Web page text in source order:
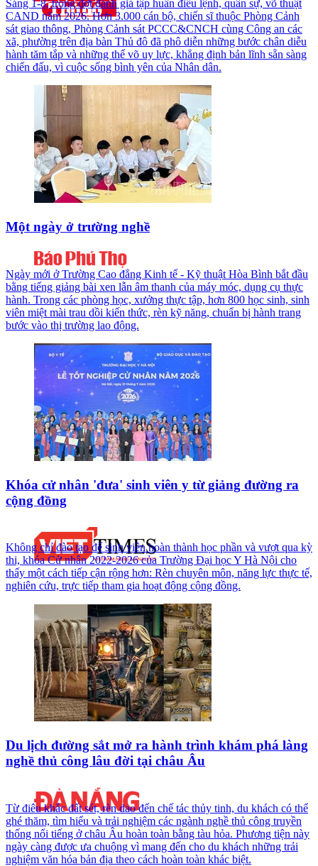
Sáng 1-8, trong đợt đánh giá tập huấn điều lệnh, quân sự, võ thuật
CAND năm 2026. Hơn 3.000 cán bộ, chiến sĩ thuộc Phòng Cảnh
sát giao thông, Phòng Cảnh sát PCCC&CNCH cùng Công an các
xã, phường trên địa bàn Thủ đô đã phô diễn những bước chân diễu
hành tăm tắp và những thế võ uy lực, khẳng định bản lĩnh sẵn sàng
chiến đấu, vì cuộc sống bình yên của Nhân dân.
Một ngày ở trường nghề
Ngày mới ở Trường Cao đẳng Kinh tế - Kỹ thuật Hòa Bình bắt đầu
bằng tiếng giảng bài xen lẫn âm thanh của máy móc, dụng cụ thực
hành. Trong các phòng học, xưởng thực tập, hơn 800 học sinh, sinh
viên miệt mài trau dồi kiến thức, rèn kỹ năng, chuẩn bị hành trang
bước vào thị trường lao động.
Khóa cử nhân 'đưa' sinh viên y từ giảng đường ra
cộng đồng
Không chỉ đào tạo để sinh viên hoàn thành học phần và vượt qua kỳ
thi, khóa Cử nhân 2022-2026 của Trường Đại học Y Hà Nội cho
thấy một cách tiếp cận rộng hơn: Rèn chuyên môn, năng lực thực tế,
nghiên cứu, trực tiếp tham gia hoạt động cộng đồng.
Du lịch đường sắt mở ra hành trình khám phá làng
nghề thủ công lâu đời tại châu Âu
Từ điêu khắc đất sét, rèn dao đến chế tác thủy tinh, du khách có thể
ghé thăm, tìm hiểu và trải nghiệm các ngành nghề thủ công truyền
thống nổi tiếng ở châu Âu hoàn toàn bằng tàu hỏa. Phương tiện này
ngày càng được ưa chuộng vì mang đến cho du khách những trải
nghiệm văn hóa bản địa theo cách hoàn toàn khác biệt.